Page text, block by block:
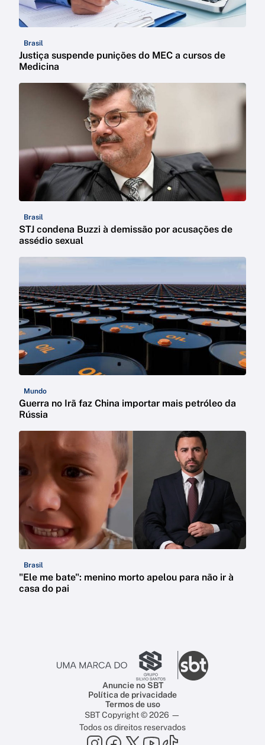
Brasil
Justiça suspende punições do MEC a cursos de
Medicina
Brasil
STJ condena Buzzi à demissão por acusações de
assédio sexual
Mundo
Guerra no Irã faz China importar mais petróleo da
Rússia
Brasil
"Ele me bate": menino morto apelou para não ir à
casa do pai
Anuncie no SBT
Política de privacidade
Termos de uso
SBT Copyright © 2026 —
Todos os direitos reservados